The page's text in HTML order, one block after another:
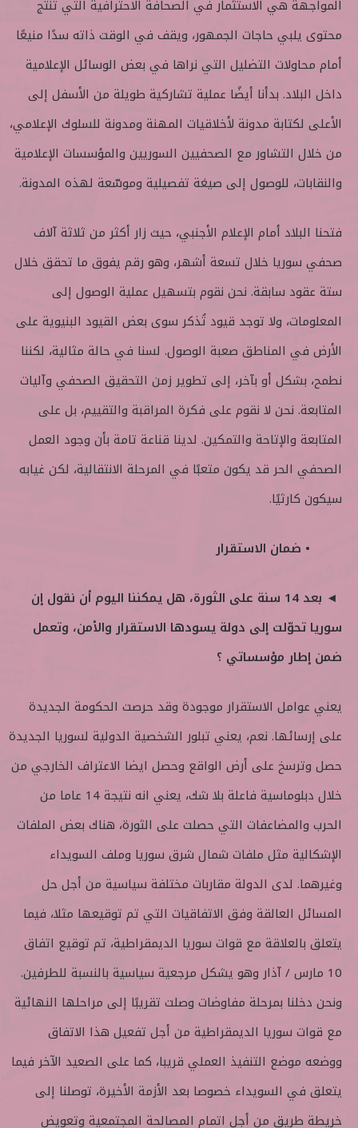
المواجهة هي الاستثمار في الصحافة الاحترافية التي تنتج
محتوى يلبي حاجات الجمهور، ويقف في الوقت ذاته سدًا منيعًا
أمام محاولات التضليل التي نراها في بعض الوسائل الإعلامية
داخل البلاد. بدأنا أيضًا عملية تشاركية طويلة من الأسفل إلى
الأعلى لكتابة مدونة لأخلاقيات المهنة ومدونة للسلوك الإعلامي،
من خلال التشاور مع الصحفيين السوريين والمؤسسات الإعلامية
والنقابات، للوصول إلى صيغة تفصيلية وموسّعة لهذه المدونة.
فتحنا البلاد أمام الإعلام الأجنبي، حيث زار أكثر من ثلاثة آلاف
صحفي سوريا خلال تسعة أشهر، وهو رقم يفوق ما تحقق خلال
ستة عقود سابقة. نحن نقوم بتسهيل عملية الوصول إلى
المعلومات، ولا توجد قيود تُذكر سوى بعض القيود البنيوية على
الأرض في المناطق صعبة الوصول. لسنا في حالة مثالية، لكننا
نطمح، بشكل أو بآخر، إلى تطوير زمن التحقيق الصحفي وآليات
المتابعة. نحن لا نقوم على فكرة المراقبة والتقييم، بل على
المتابعة والإتاحة والتمكين. لدينا قناعة تامة بأن وجود العمل
الصحفي الحر قد يكون متعبًا في المرحلة الانتقالية، لكن غيابه
سيكون كارثيًا.
• ضمان الاستقرار
◄ بعد 14 سنة على الثورة، هل يمكننا اليوم أن نقول إن
سوريا تحوّلت إلى دولة يسودها الاستقرار والأمن، وتعمل
ضمن إطار مؤسساتي ؟
يعني عوامل الاستقرار موجودة وقد حرصت الحكومة الجديدة
على إرسائها. نعم، يعني تبلور الشخصية الدولية لسوريا الجديدة
حصل وترسخ على أرض الواقع وحصل ايضا الاعتراف الخارجي من
خلال دبلوماسية فاعلة بلا شك، يعني انه نتيجة 14 عاما من
الحرب والمضاعفات التي حصلت على الثورة، هناك بعض الملفات
الإشكالية مثل ملفات شمال شرق سوريا وملف السويداء
وغيرهما. لدى الدولة مقاربات مختلفة سياسية من أجل حل
المسائل العالقة وفق الاتفاقيات التي تم توقيعها مثلا، فيما
يتعلق بالعلاقة مع قوات سوريا الديمقراطية، تم توقيع اتفاق
10 مارس /‏‏ آذار وهو يشكل مرجعية سياسية بالنسبة للطرفين.
ونحن دخلنا بمرحلة مفاوضات وصلت تقريبًا إلى مراحلها النهائية
مع قوات سوريا الديمقراطية من أجل تفعيل هذا الاتفاق
ووضعه موضع التنفيذ العملي قريبا، كما على الصعيد الآخر فيما
يتعلق في السويداء خصوصا بعد الأزمة الأخيرة، توصلنا إلى
خريطة طريق من أجل اتمام المصالحة المجتمعية وتعويض